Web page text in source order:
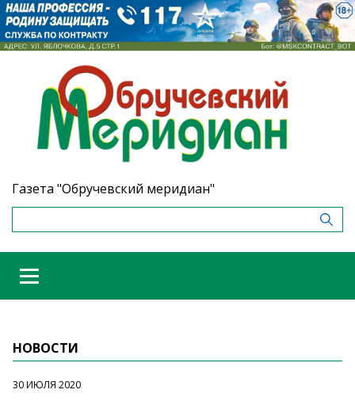
Газета "Обручевский меридиан"
НОВОСТИ
30 ИЮЛЯ 2020